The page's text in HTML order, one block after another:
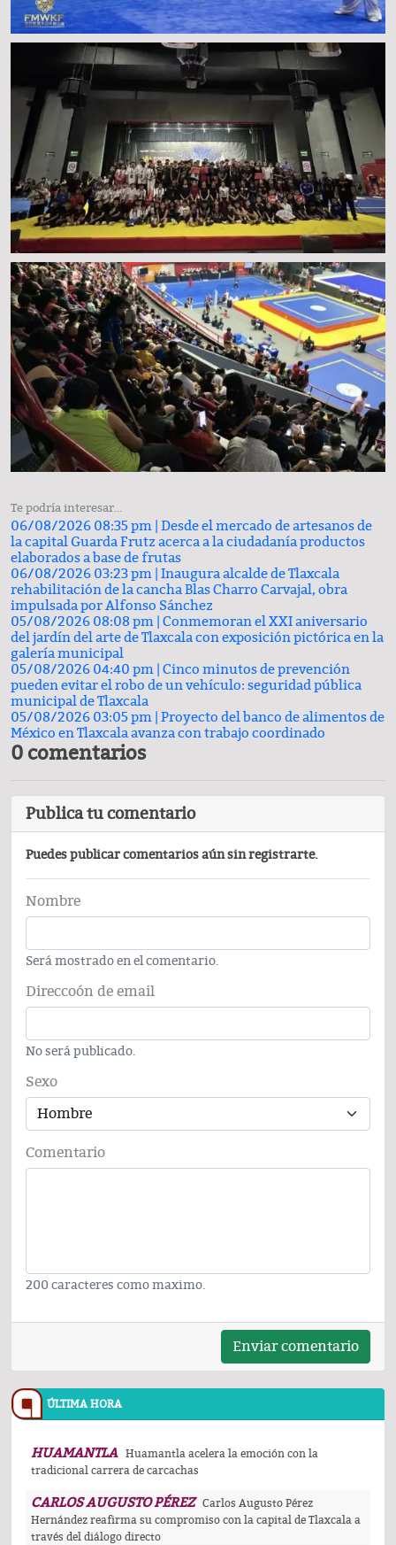
Te podría interesar...
06/08/2026 08:35 pm | Desde el mercado de artesanos de
la capital Guarda Frutz acerca a la ciudadanía productos
elaborados a base de frutas
06/08/2026 03:23 pm | Inaugura alcalde de Tlaxcala
rehabilitación de la cancha Blas Charro Carvajal, obra
impulsada por Alfonso Sánchez
05/08/2026 08:08 pm | Conmemoran el XXI aniversario
del jardín del arte de Tlaxcala con exposición pictórica en la
galería municipal
05/08/2026 04:40 pm | Cinco minutos de prevención
pueden evitar el robo de un vehículo: seguridad pública
municipal de Tlaxcala
05/08/2026 03:05 pm | Proyecto del banco de alimentos de
México en Tlaxcala avanza con trabajo coordinado
0 comentarios
Publica tu comentario
Puedes publicar comentarios aún sin registrarte.
Nombre
Será mostrado en el comentario.
Direccoón de email
No será publicado.
Sexo
Comentario
200 caracteres como maximo.
Enviar comentario
ÚLTIMA HORA
HUAMANTLA
Huamantla acelera la emoción con la
tradicional carrera de carcachas
CARLOS AUGUSTO PÉREZ
Carlos Augusto Pérez
Hernández reafirma su compromiso con la capital de Tlaxcala a
través del diálogo directo